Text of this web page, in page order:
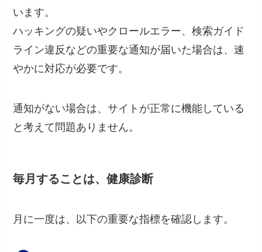
います。
ハッキングの疑いやクロールエラー、検索ガイド
ライン違反などの重要な通知が届いた場合は、速
やかに対応が必要です。
通知がない場合は、サイトが正常に機能している
と考えて問題ありません。
毎月することは、健康診断
月に一度は、以下の重要な指標を確認します。